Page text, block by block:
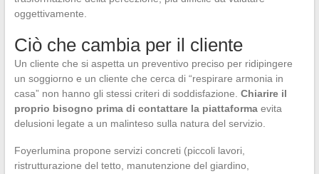
oggettivamente.
Ciò che cambia per il cliente
Un cliente che si aspetta un preventivo preciso per ridipingere
un soggiorno e un cliente che cerca di “respirare armonia in
casa” non hanno gli stessi criteri di soddisfazione. Chiarire il
proprio bisogno prima di contattare la piattaformaevita
delusioni legate a un malinteso sulla natura del servizio.
Foyerlumina propone servizi concreti (piccoli lavori,
ristrutturazione del tetto, manutenzione del giardino,